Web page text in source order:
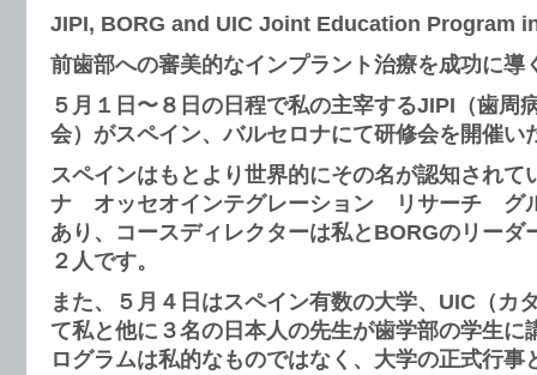
JIPI, BORG and UIC Joint Education Program
前歯部への審美的なインプラント治療を成功に導
５月１日〜８日の日程で私の主宰するJIPI（歯周
会）がスペイン、バルセロナにて研修会を開催い
スペインはもとより世界的にその名が認知されて
ナ オッセオインテグレーション リサーチ グ
あり、コースディレクターは私とBORGのリーダ
２人です。
また、５月４日はスペイン有数の大学、UIC（カ
て私と他に３名の日本人の先生が歯学部の学生に
ログラムは私的なものではなく、大学の正式行事